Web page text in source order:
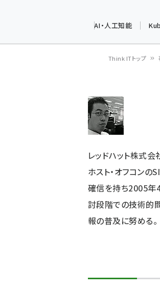
AI・人工知能
ン
く
ず
Think ITトップ
レッドハット株式
ホスト・オフコン
確信を持ち2005年
討段階での技術的
報の普及に努める。